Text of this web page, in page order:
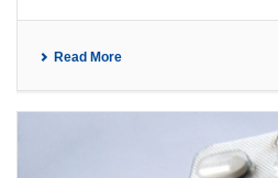
Read More